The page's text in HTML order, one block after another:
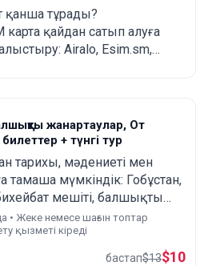
алуға
қанша тұрады?
карта қайдан сатып алуға
Airalo, Esim.sm,
жанартаулар, От
+ түнгі тур
тарихы, мәдениеті мен
тамаша мүмкіндік: Гобұстан,
мешіті, балшықты
және түнгі тур.
• Жеке немесе шағын топтар
қызметі кіреді
бастап$13$10